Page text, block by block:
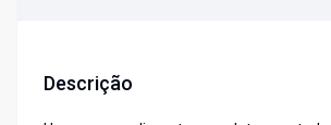
Descrição